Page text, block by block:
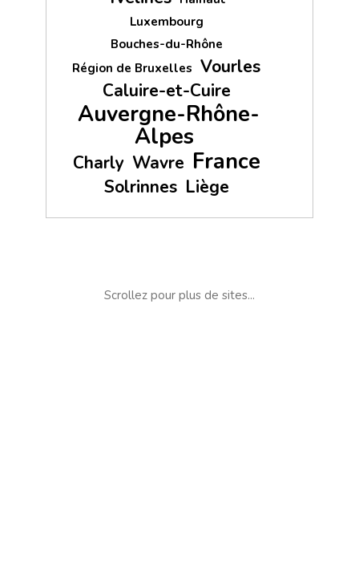
Luxembourg
Bouches-du-Rhône
Région de Bruxelles Vourles
Caluire-et-Cuire
Auvergne-Rhône-
Alpes
Charly Wavre France
Solrinnes Liège
Scrollez pour plus de sites...